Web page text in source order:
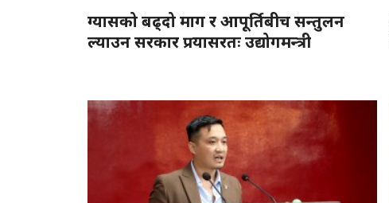
ग्यासको बढ्दो माग र आपूर्तिबीच सन्तुलन
ल्याउन सरकार प्रयासरतः उद्योगमन्त्री